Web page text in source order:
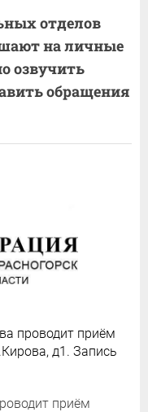
отделов
на личные
озвучить
обращения
проводит приём
д1. Запись
приём